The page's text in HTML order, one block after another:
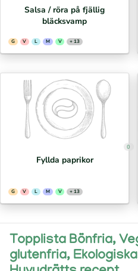
Salsa / röra på fjällig
bläcksvamp
G V L M V + 13
0
Fyllda paprikor
G V L M V + 13
Topplista Bönfria,
glutenfria,